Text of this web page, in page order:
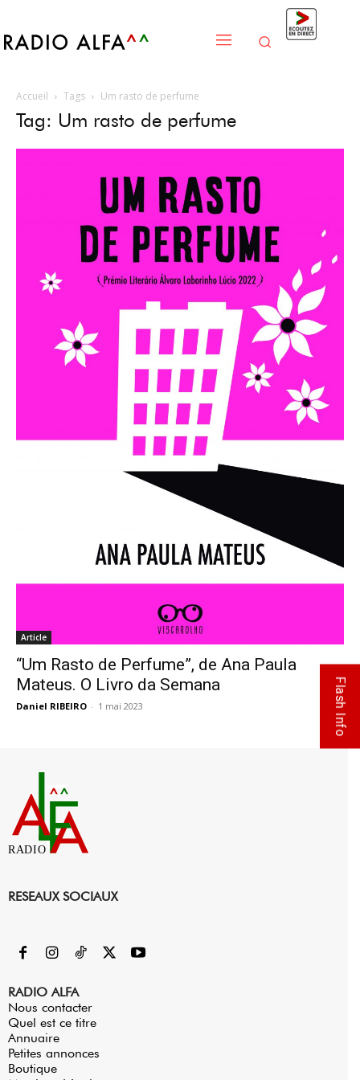
Accueil Tags Um rasto de perfume
Tag: Um rasto de perfume
Article
“Um Rasto de Perfume”, de Ana Paula
Mateus. O Livro da Semana
Daniel RIBEIRO - 1 mai 2023 0
RADIO
RESEAUX SOCIAUX
RADIO ALFA
Nous contacter
Quel est ce titre
Annuaire
Petites annonces
Boutique
Flash Info